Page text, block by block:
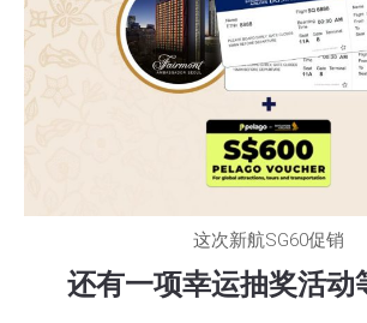
这次新航SG60促销
还有一项幸运抽奖活动